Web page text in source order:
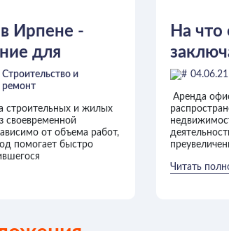
Ирпене -
для
Строительство и
ремонт
строительных и жилых
своевременной
от объема работ,
помогает быстро
На что
офиса.
04.06.21
Аренда
Читать